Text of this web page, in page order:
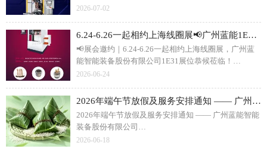
无人机定子、漆包线、U/Y 端子、汽车电子水泵焊
接，免费打样、非标定制，提供检测报告。
2026-07-02
6.24-6.26一起相约上海线圈展📢广州蓝能1E31展位恭候莅临！
📢展会邀约｜6.24-6.26一起相约上海线圈展，广州蓝
能智能装备股份有限公司1E31展位恭候莅临！
6 月 24 日 - 26 日，广州蓝能智能装备将参展上海国际
方案、磁性材料创新焊接工艺、电机变压器高效焊接
景。专业技术团队现场一对一工艺洽谈，提供非标定
制、试样测试服务，诚邀新老客户、行业同仁莅临观
展，共探线圈智造新技术。
2026-06-24
2026年端午节放假及服务安排通知 —— 广州蓝能智能装备股份有限公司
2026年端午节放假及服务安排通知 —— 广州蓝能智能
装备股份有限公司
2026 年广州蓝能智能装备端午放假时间为 6 月 19 日 -
2026-06-18